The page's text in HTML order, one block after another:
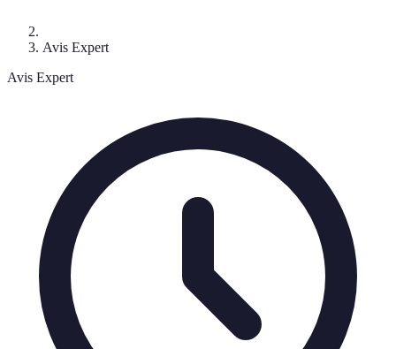
Avis Expert
Avis Expert